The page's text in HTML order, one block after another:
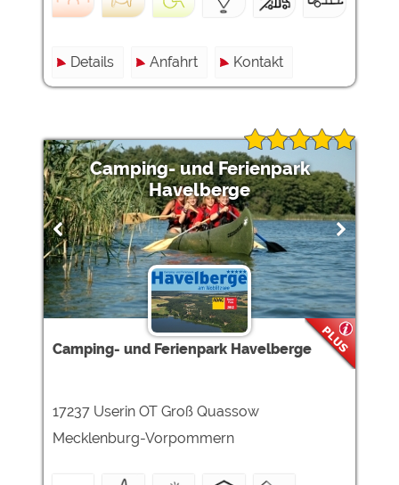
Details Anfahrt Kontakt
Camping- und Ferienpark
Havelberge
Camping- und Ferienpark Havelberge
17237 Userin OT Groß Quassow
Mecklenburg-Vorpommern